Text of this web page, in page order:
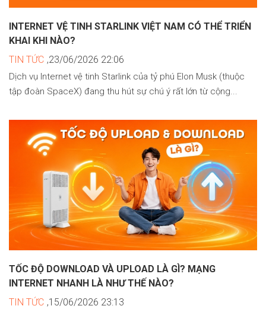
INTERNET VỆ TINH STARLINK VIỆT NAM CÓ THỂ TRIỂN
KHAI KHI NÀO?
TIN TỨC ,23/06/2026 22:06
Dịch vụ Internet vệ tinh Starlink của tỷ phú Elon Musk (thuộc
tập đoàn SpaceX) đang thu hút sự chú ý rất lớn từ cộng...
TỐC ĐỘ DOWNLOAD VÀ UPLOAD LÀ GÌ? MẠNG
INTERNET NHANH LÀ NHƯ THẾ NÀO?
TIN TỨC ,15/06/2026 23:13